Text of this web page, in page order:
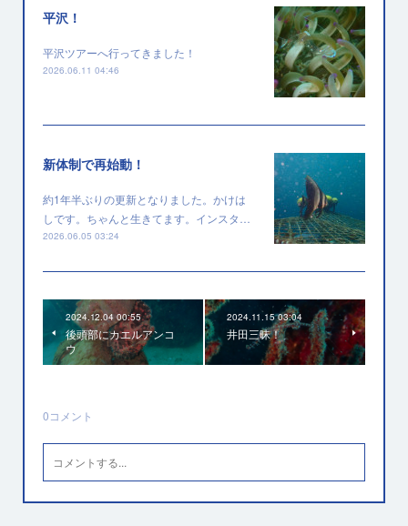
平沢！
平沢ツアーへ行ってきました！
2026.06.11 04:46
新体制で再始動！
約1年半ぶりの更新となりました。かけは
しです。ちゃんと生きてます。インスタ…
2026.06.05 03:24
2024.12.04 00:55
後頭部にカエルアンコ
ウ
2024.11.15 03:04
井田三昧！
0コメント